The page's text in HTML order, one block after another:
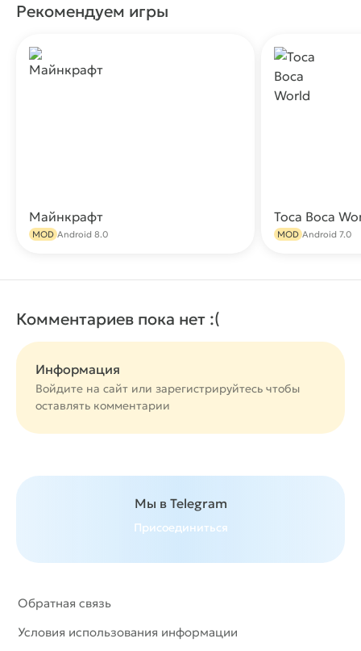
Рекомендуем игры
Майнкрафт
MOD Android 8.0
Toca Boca
MOD Android 7.0
Комментариев пока нет :(
Информация
Войдите на сайт или зарегистрируйтесь чтобы
оставлять комментарии
Мы в Telegram
Присоединиться
Обратная связь
Условия использования информации